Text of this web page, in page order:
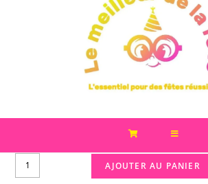
AJOUTER AU PANIER